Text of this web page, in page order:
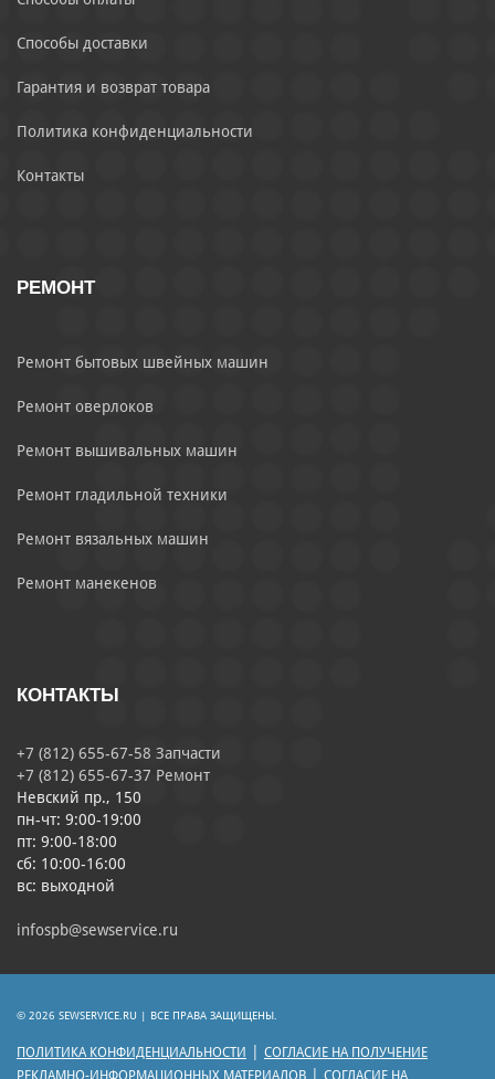
Способы доставки
Гарантия и возврат товара
Политика конфиденциальности
Контакты
РЕМОНТ
Ремонт бытовых швейных машин
Ремонт оверлоков
Ремонт вышивальных машин
Ремонт гладильной техники
Ремонт вязальных машин
Ремонт манекенов
КОНТАКТЫ
+7 (812) 655-67-58 Запчасти
+7 (812) 655-67-37 Ремонт
Невский пр., 150
пн-чт: 9:00-19:00
пт: 9:00-18:00
сб: 10:00-16:00
вс: выходной
infospb@sewservice.ru
© 2026 SEWSERVICE.RU | ВСЕ ПРАВА ЗАЩИЩЕНЫ.
ПОЛИТИКА КОНФИДЕНЦИАЛЬНОСТИ
СОГЛАСИЕ НА ПОЛУЧЕНИЕ
РЕКЛАМНО-ИНФОРМАЦИОННЫХ МАТЕРИАЛОВ
СОГЛАСИЕ НА